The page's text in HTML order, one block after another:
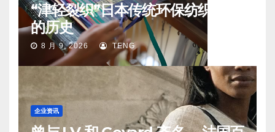
“津轻裂织”日本传统环保纺织工艺
的历史
8 月 9, 2026 TENG
企业资讯